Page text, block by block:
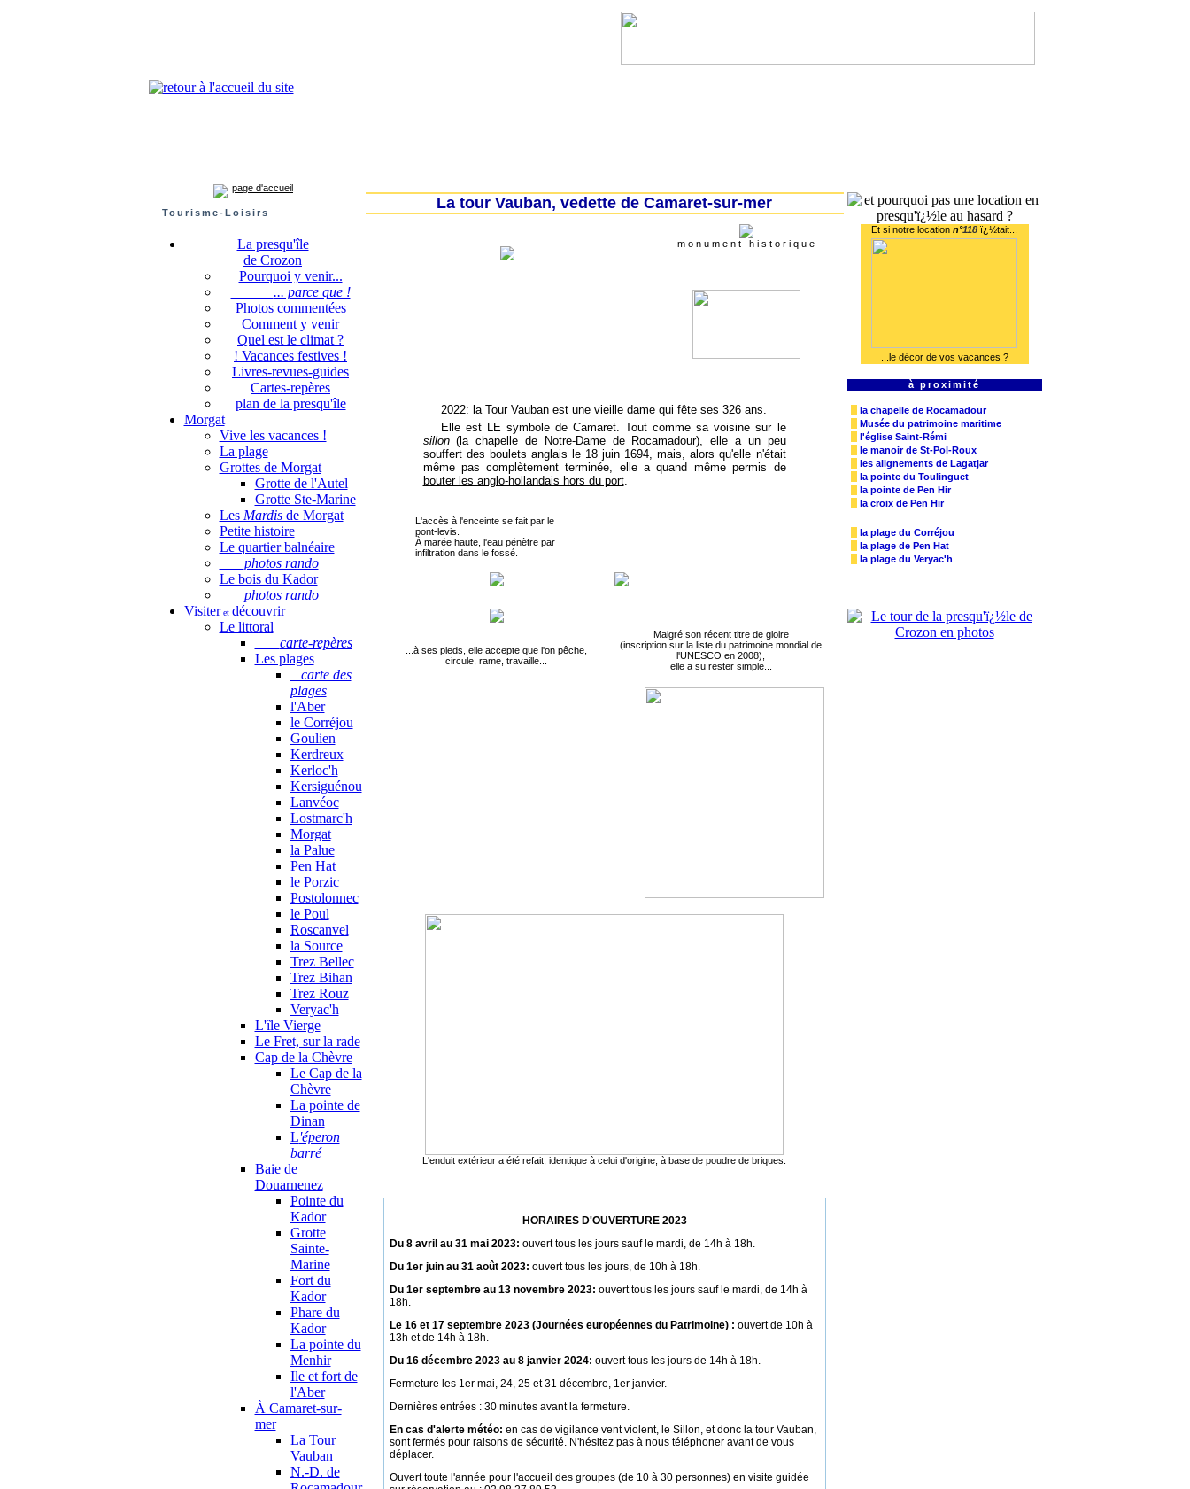
page d'accueil
Tourisme-Loisirs
La presqu'île
de Crozon
Pourquoi y venir...
... parce que !
Photos commentées
Comment y venir
Quel est le climat ?
! Vacances festives !
Livres-revues-guides
Cartes-repères
plan de la presqu'île
Morgat
Vive les vacances !
La plage
Grottes de Morgat
Grotte de l'Autel
Grotte Ste-Marine
Les Mardisde Morgat
Petite histoire
Le quartier balnéaire
photos rando
Le bois du Kador
photos rando
Visiteret découvrir
Le littoral
carte-repères
Les plages
carte des
plages
l'Aber
le Corréjou
Goulien
Kerdreux
Kerloc'h
Kersiguénou
Lanvéoc
Lostmarc'h
Morgat
la Palue
Pen Hat
le Porzic
Postolonnec
le Poul
Roscanvel
la Source
Trez Bellec
Trez Bihan
Trez Rouz
Veryac'h
L'île Vierge
Le Fret, sur la rade
Cap de la Chèvre
Le Cap de la
Chèvre
La pointe de
Dinan
L'éperon
barré
Baie de
Douarnenez
Pointe du
Kador
Grotte
Sainte-
Marine
Fort du
Kador
Phare du
Kador
La pointe du
Menhir
Ile et fort de
l'Aber
À Camaret-sur-
mer
La Tour
Vauban
N.-D. de
La tour Vauban, vedette de Camaret-sur-mer
m o n u m e n t h i s t o r i q u e
2022: la Tour Vauban est une vieille dame qui fête ses 326 ans.
Elle est LE symbole de Camaret. Tout comme sa voisine sur le
sillon( la chapelle de Notre-Dame de Rocamadour), elle a un peu
souffert des boulets anglais le 18 juin 1694, mais, alors qu'elle n'était
même pas complètement terminée, elle a quand même permis de
bouter les anglo-hollandais hors du port.
L'accès à l'enceinte se fait par le
pont-levis.
À marée haute, l'eau pénètre par
infiltration dans le fossé.
...à ses pieds, elle accepte que l'on pêche,
circule, rame, travaille...
Malgré son récent titre de gloire
(inscription sur la liste du patrimoine mondial de
l'UNESCO en 2008),
elle a su rester simple...
L'enduit extérieur a été refait, identique à celui d'origine, à base de poudre de briques.
HORAIRES D'OUVERTURE 2023
Du 8 avril au 31 mai 2023: ouvert tous les jours sauf le mardi, de 14h à 18h.
Du 1er juin au 31 août 2023: ouvert tous les jours, de 10h à 18h.
Du 1er septembre au 13 novembre 2023: ouvert tous les jours sauf le mardi, de 14h à
18h.
Le 16 et 17 septembre 2023 (Journées européennes du Patrimoine) : ouvert de 10h à
13h et de 14h à 18h.
Du 16 décembre 2023 au 8 janvier 2024: ouvert tous les jours de 14h à 18h.
Fermeture les 1er mai, 24, 25 et 31 décembre, 1er janvier.
Dernières entrées : 30 minutes avant la fermeture.
En cas d'alerte météo: en cas de vigilance vent violent, le Sillon, et donc la tour Vauban,
sont fermés pour raisons de sécurité. N'hésitez pas à nous téléphoner avant de vous
déplacer.
Ouvert toute l'année pour l'accueil des groupes (de 10 à 30 personnes) en visite guidée
Et si notre location n°118 ï¿½tait...
...le décor de vos vacances ?
à proximité
la chapelle de Rocamadour
Musée du patrimoine maritime
l'église Saint-Rémi
le manoir de St-Pol-Roux
les alignements de Lagatjar
la pointe du Toulinguet
la pointe de Pen Hir
la croix de Pen Hir
la plage du Corréjou
la plage de Pen Hat
la plage du Veryac'h